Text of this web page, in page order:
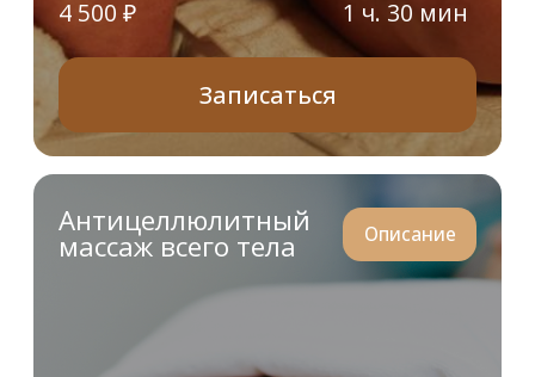
Поможем
подобрать массаж,
который подойдет
именно вам
За 1 минуту подберем подходящие процедуры